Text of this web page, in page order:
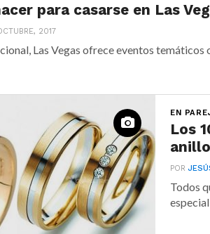
para casarse en Las
2017
Las Vegas ofrece eventos
EN
Los
POR
Todos